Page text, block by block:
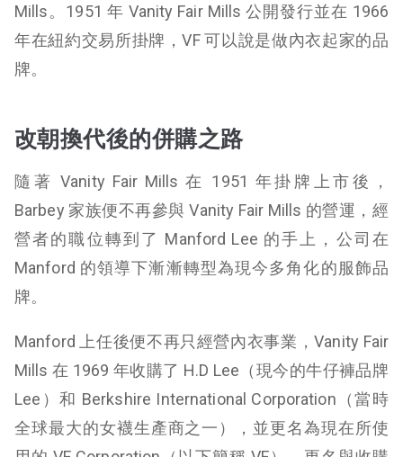
Mills。1951 年 Vanity Fair Mills 公開發行並在 1966
年在紐約交易所掛牌，VF 可以說是做內衣起家的品
牌。
改朝換代後的併購之路
隨著 Vanity Fair Mills 在 1951 年掛牌上市後，
Barbey 家族便不再參與 Vanity Fair Mills 的營運，經
營者的職位轉到了 Manford Lee 的手上，公司在
Manford 的領導下漸漸轉型為現今多角化的服飾品
牌。
Manford 上任後便不再只經營內衣事業，Vanity Fair
Mills 在 1969 年收購了 H.D Lee（現今的牛仔褲品牌
Lee）和 Berkshire International Corporation（當時
全球最大的女襪生產商之一），並更名為現在所使